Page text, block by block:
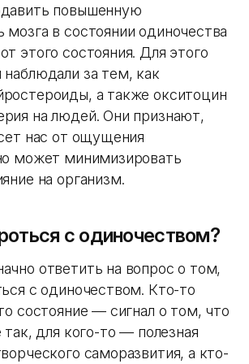
повышенную
мозга в состоянии одиночества
этого состояния. Для этого
наблюдали за тем, как
а также окситоцин
на людей. Они признают,
нас от ощущения
может минимизировать
на организм.
с одиночеством?
ответить на вопрос о том,
с одиночеством. Кто-то
состояние — сигнал о том, что
для кого-то — полезная
саморазвития, а кто-